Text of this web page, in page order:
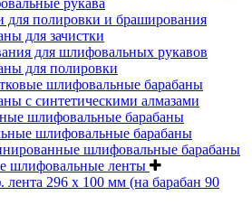
для полировки и браширования
для зачистки
для шлифовальных рукавов
для полировки
шлифовальные барабаны
с синтетическими алмазами
шлифовальные барабаны
шлифовальные барабаны
шлифовальные барабаны
шлифовальные ленты
296 х 100 мм (на барабан 90